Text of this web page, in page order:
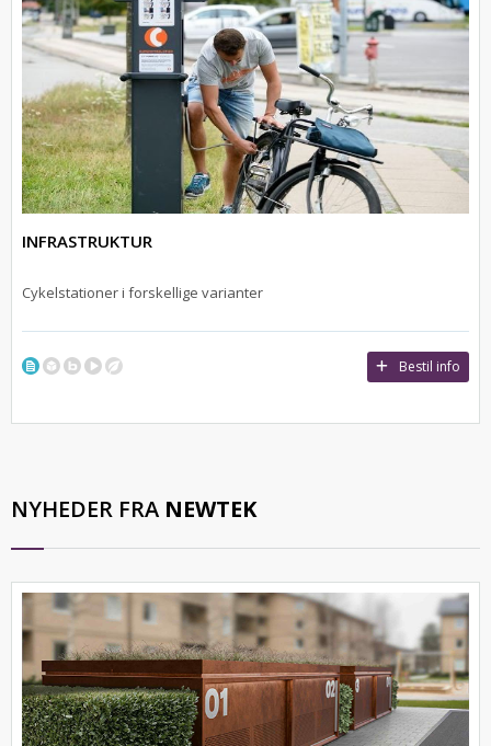
INFRASTRUKTUR
Cykelstationer i forskellige varianter
Bestil info
NYHEDER FRA NEWTEK